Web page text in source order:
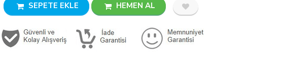
SEPETE EKLE HEMEN AL